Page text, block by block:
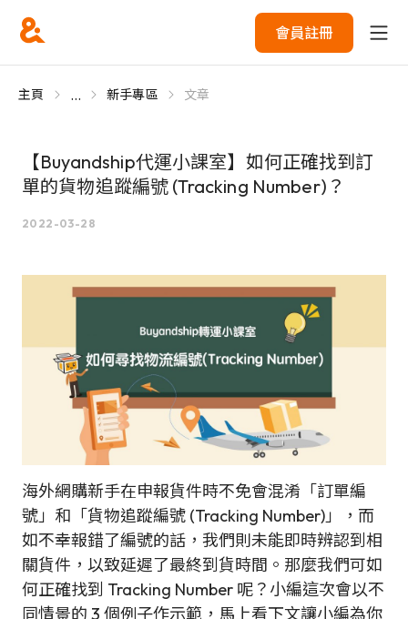
會員註冊
主頁 ... 新手專區 文章
【Buyandship代運小課室】如何正確找到訂
單的貨物追蹤編號 (Tracking Number)？
2022-03-28
海外網購新手在申報貨件時不免會混淆「訂單編
號」和「貨物追蹤編號 (Tracking Number)」，而
如不幸報錯了編號的話，我們則未能即時辨認到相
關貨件，以致延遲了最終到貨時間。那麼我們可如
何正確找到 Tracking Number 呢？小編這次會以不
同情景的 3 個例子作示範，馬上看下文讓小編為你